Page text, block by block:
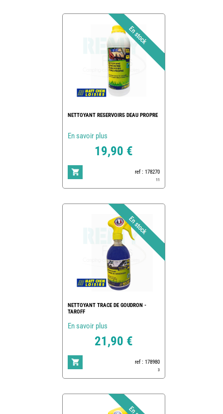
NETTOYANT RESERVOIRS DEAU PROPRE
En savoir plus
19,90 €
ref : 178270
11
NETTOYANT TRACE DE GOUDRON -
TAROFF
En savoir plus
21,90 €
ref : 178980
3